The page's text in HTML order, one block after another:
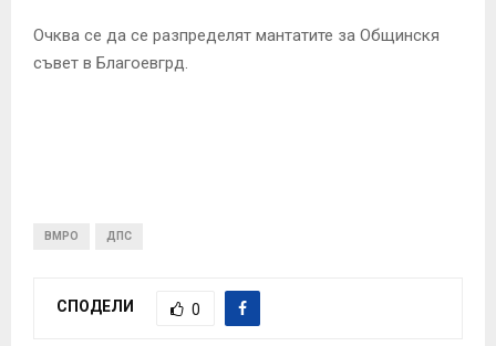
Очква се да се разпределят мантатите за Общинскя
съвет в Благоевгрд.
ВМРО ДПС
СПОДЕЛИ 0